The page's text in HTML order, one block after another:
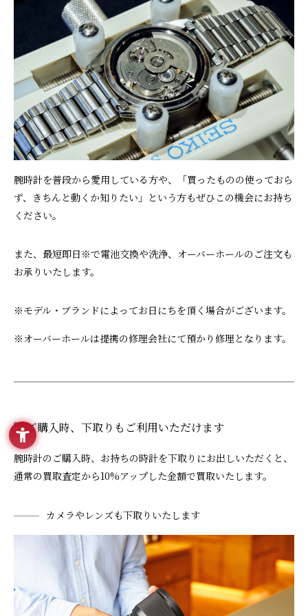
腕時計を普段から愛用している方や、「買ったものの使っておら
ず、きちんと動くか知りたい」という方もぜひこの機会にお持ち
ください。
また、最短即日※で電池交換や洗浄、オーバーホールのご注文も
お承りいたします。
※モデル・ブランドによってお日にちを頂く場合がございます。
※オーバーホールは提携の修理会社にて預かり修理となります。
ご購入時、下取りもご利用いただけます
腕時計のご購入時、お持ちの時計を下取りにお出しいただくと、
通常の買取査定から10%アップした金額で買取いたします。
カメラやレンズも下取りいたします